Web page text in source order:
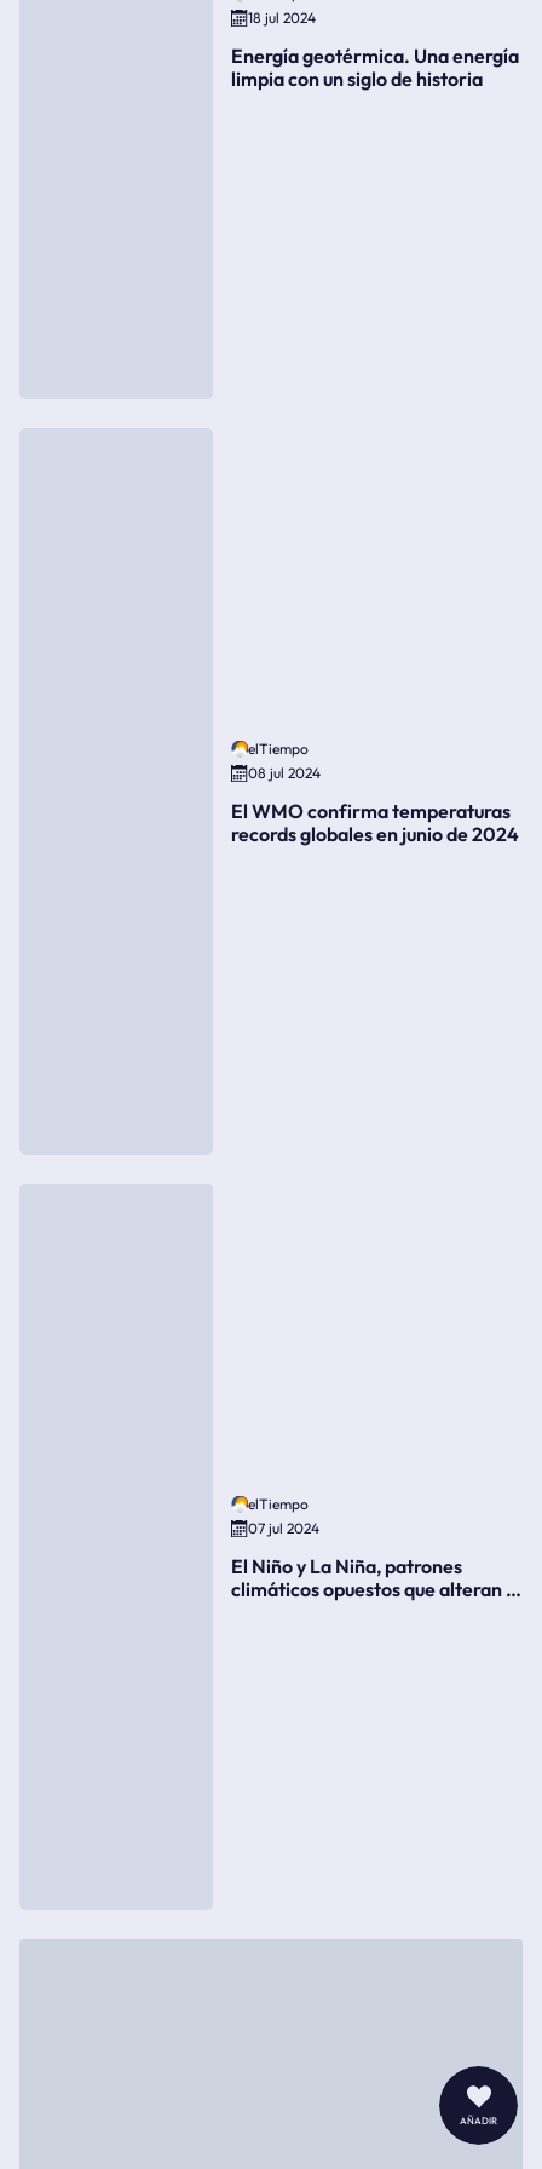
añadir
18 jul 2024
Energía geotérmica. Una energía
limpia con un siglo de historia
elTiempo
08 jul 2024
El WMO confirma temperaturas
records globales en junio de 2024
elTiempo
07 jul 2024
El Niño y La Niña, patrones
climáticos opuestos que alteran la